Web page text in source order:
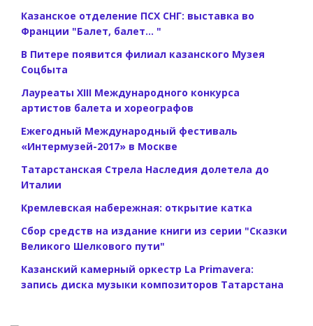
Казанское отделение ПСХ СНГ: выставка во
Франции "Балет, балет... "
В Питере появится филиал казанского Музея
Соцбыта
Лауреаты XIII Международного конкурса
артистов балета и хореографов
Ежегодный Международный фестиваль
«Интермузей-2017» в Москве
Татарстанская Стрела Наследия долетела до
Италии
Кремлевская набережная: открытие катка
Сбор средств на издание книги из серии "Сказки
Великого Шелкового пути"
Казанский камерный оркестр La Primavera:
запись диска музыки композиторов Татарстана